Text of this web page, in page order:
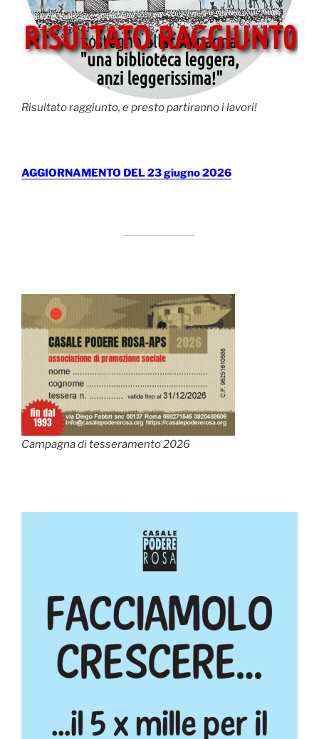
Risultato raggiunto, e presto partiranno i lavori!
AGGIORNAMENTO DEL 23 giugno 2026
Campagna di tesseramento 2026